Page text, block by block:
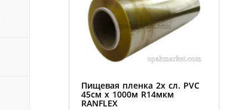
Пищевая пленка 2х сл. PVC
45см х 1000м R14мкм
RANFLEХ